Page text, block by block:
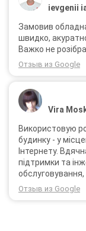
ievgenii
Замовив
швидко, акуратно
Важко не
Отзыв из Google
Vira
Використовую
будинку - у
Інтернету.
підтримки та
Через 3 роки
тоді рішення
Отзыв из Google